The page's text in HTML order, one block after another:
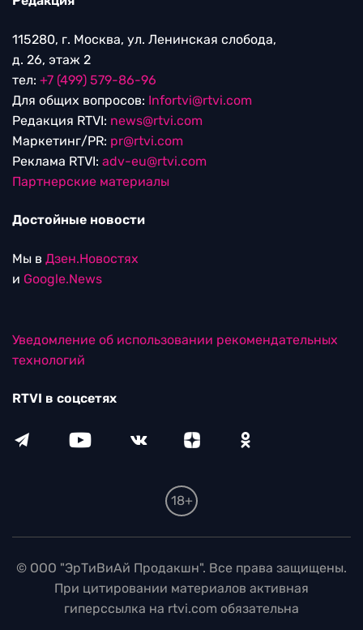
115280, г. Москва, ул. Ленинская слобода,
д. 26, этаж 2
тел: +7 (499) 579-86-96
Для общих вопросов: Infortvi@rtvi.com
Редакция RTVI: news@rtvi.com
Маркетинг/PR: pr@rtvi.com
Реклама RTVI: adv-eu@rtvi.com
Партнерские материалы
Достойные новости
Мы в Дзен.Новостях
и Google.News
Уведомление об использовании рекомендательных
технологий
RTVI в соцсетях
18+
© ООО "ЭрТиВиАй Продакшн". Все права защищены.
При цитировании материалов активная
гиперссылка на rtvi.com обязательна